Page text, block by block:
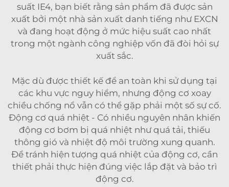
suất IE4, bạn biết rằng sản phẩm đã được sản
xuất bởi một nhà sản xuất danh tiếng như EXCN
và đang hoạt động ở mức hiệu suất cao nhất
trong một ngành công nghiệp vốn đã đòi hỏi sự
xuất sắc.
Mặc dù được thiết kế để an toàn khi sử dụng tại
các khu vực nguy hiểm, nhưng động cơ xoay
chiều chống nổ vẫn có thể gặp phải một số sự cố.
Động cơ quá nhiệt - Có nhiều nguyên nhân khiến
động cơ bơm bị quá nhiệt như quá tải, thiếu
thông gió và nhiệt độ môi trường xung quanh.
Để tránh hiện tượng quá nhiệt của động cơ, cần
thiết phải thực hiện đúng việc lắp đặt và bảo trì
động cơ.